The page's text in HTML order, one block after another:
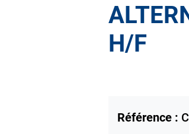
H/F
Référence :